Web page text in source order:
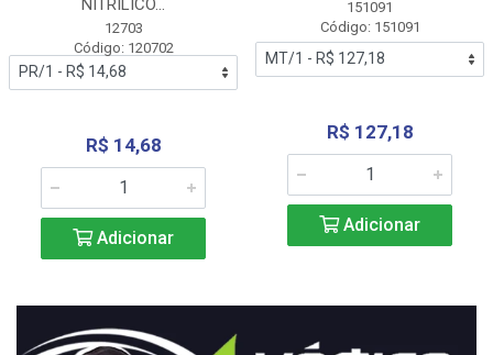
NITRÍLICO...
12703
Código: 120702
R$ 14,68
Adicionar
151091
Código: 151091
R$ 127,18
Adicionar